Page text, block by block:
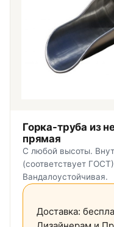
Горка-труба из
прямая
С любой высоты.
(соответствует
Вандалоустойчивая.
Доставка: